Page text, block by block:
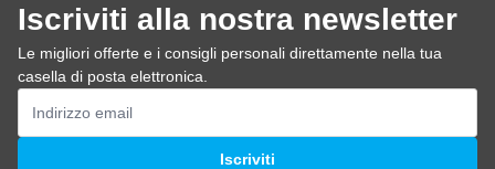
Iscriviti alla nostra newsletter
Le migliori offerte e i consigli personali direttamente nella tua
casella di posta elettronica.
Indirizzo email
Iscriviti